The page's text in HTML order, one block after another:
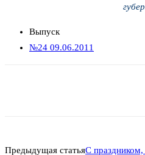
Выпуск
№24 09.06.2011
Предыдущая статьяС праздником,